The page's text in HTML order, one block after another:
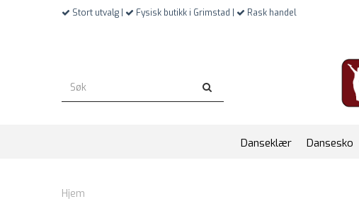
Stort utvalg | Fysisk butikk i Grimstad | Rask handel
Danseklær Dansesko
Hjem